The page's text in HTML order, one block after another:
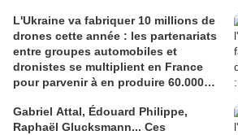
L'Ukraine va fabriquer 10 millions de
drones cette année : les partenariats
entre groupes automobiles et
dronistes se multiplient en France
pour parvenir à en produire 60.000
Gabriel Attal, Édouard Philippe,
Raphaël Glucksmann... Ces